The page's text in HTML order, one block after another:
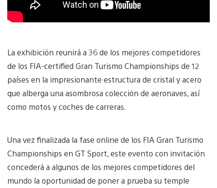
La exhibición reunirá a 36 de los mejores competidores
de los FIA-certified Gran Turismo Championships de 12
países en la impresionante estructura de cristal y acero
que alberga una asombrosa colección de aeronaves, así
como motos y coches de carreras.
Una vez finalizada la fase online de los FIA Gran Turismo
Championships en GT Sport, este evento con invitación
concederá a algunos de los mejores competidores del
mundo la oportunidad de poner a prueba su temple